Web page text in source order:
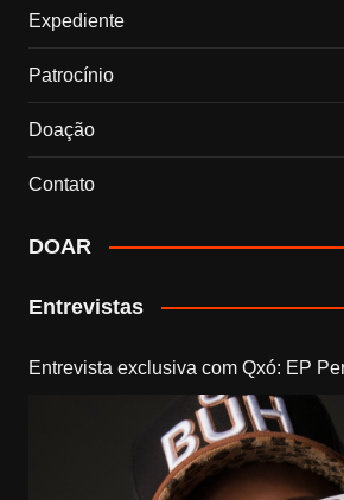
Expediente
Patrocínio
Doação
Contato
DOAR
Entrevistas
Entrevista exclusiva com Qxó: EP